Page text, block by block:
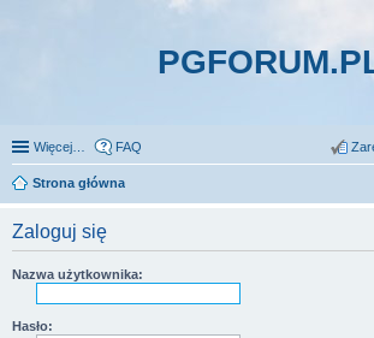
Więcej… FAQ
Strona główna
Zaloguj się
Nazwa użytkownika:
Hasło: